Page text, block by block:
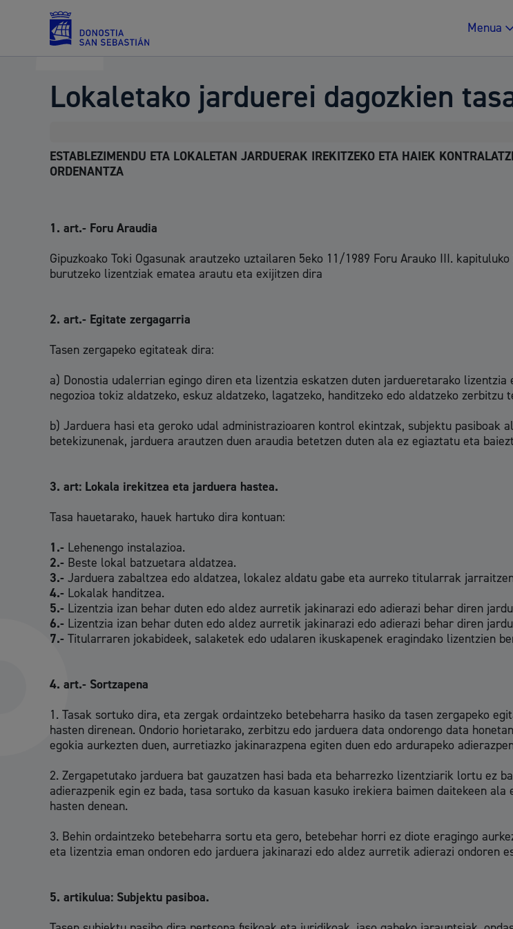
Menua
Zerbitzuak
Errolda eta gai pertsonalak
Gizarte-zerbitzuak
Herritarren segurtasuna eta larrialdiak
Haurrak eta gazteak
Kirola
Lokaletako jarduerei dagozkien
ESTABLEZIMENDU ETA LOKALETAN JARDUERAK IREKITZEKO ETA HAIEK
ORDENANTZA
1. art.- Foru Araudia
Gipuzkoako Toki Ogasunak arautzeko uztailaren 5eko 11/1989 Foru Arauko III.
burutzeko lizentziak ematea arautu eta exijitzen dira
2. art.- Egitate zergagarria
Tasen zergapeko egitateak dira:
a) Donostia udalerrian egingo diren eta lizentzia eskatzen duten jardueretarako
negozioa tokiz aldatzeko, eskuz aldatzeko, lagatzeko, handitzeko edo aldatzeko
b) Jarduera hasi eta geroko udal administrazioaren kontrol ekintzak, subjektu pasiboak
betekizunenak, jarduera arautzen duen araudia betetzen duten ala ez egiaztatu eta
3. art: Lokala irekitzea eta jarduera hastea.
Tasa hauetarako, hauek hartuko dira kontuan:
1.- Lehenengo instalazioa.
2.- Beste lokal batzuetara aldatzea.
3.- Jarduera zabaltzea edo aldatzea, lokalez aldatu gabe eta aurreko titularrak
4.- Lokalak handitzea.
5.- Lizentzia izan behar duten edo aldez aurretik jakinarazi edo adierazi behar diren
6.- Lizentzia izan behar duten edo aldez aurretik jakinarazi edo adierazi behar diren
7.- Titularraren jokabideek, salaketek edo udalaren ikuskapenek eragindako lizentzien
4. art.- Sortzapena
1. Tasak sortuko dira, eta zergak ordaintzeko betebeharra hasiko da tasen zergapeko
hasten direnean. Ondorio horietarako, zerbitzu edo jarduera data ondorengo data
egokia aurkezten duen, aurretiazko jakinarazpena egiten duen edo ardurapeko
2. Zergapetutako jarduera bat gauzatzen hasi bada eta beharrezko lizentziarik lortu ez
adierazpenik egin ez bada, tasa sortuko da kasuan kasuko irekiera baimen daitekeen
hasten denean.
3. Behin ordaintzeko betebeharra sortu eta gero, betebehar horri ez diote eragingo
eta lizentzia eman ondoren edo jarduera jakinarazi edo aldez aurretik adierazi ondoren
5. artikulua: Subjektu pasiboa.